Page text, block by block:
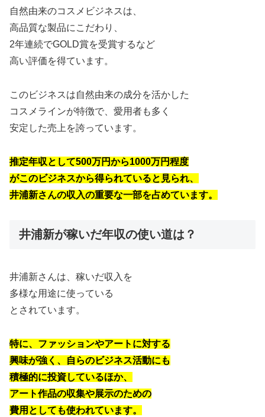
自然由来のコスメビジネスは、
高品質な製品にこだわり、
2年連続でGOLD賞を受賞するなど
高い評価を得ています。
このビジネスは自然由来の成分を活かした
コスメラインが特徴で、愛用者も多く
安定した売上を誇っています。
推定年収として500万円から1000万円程度
がこのビジネスから得られていると見られ、
井浦新さんの収入の重要な一部を占めています。
井浦新が稼いだ年収の使い道は？
井浦新さんは、稼いだ収入を
多様な用途に使っている
とされています。
特に、ファッションやアートに対する
興味が強く、自らのビジネス活動にも
積極的に投資しているほか、
アート作品の収集や展示のための
費用としても使われています。